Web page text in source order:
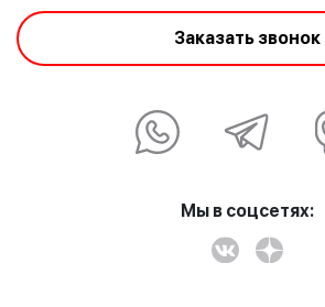
Заказать звонок
Мы в соцсетях: